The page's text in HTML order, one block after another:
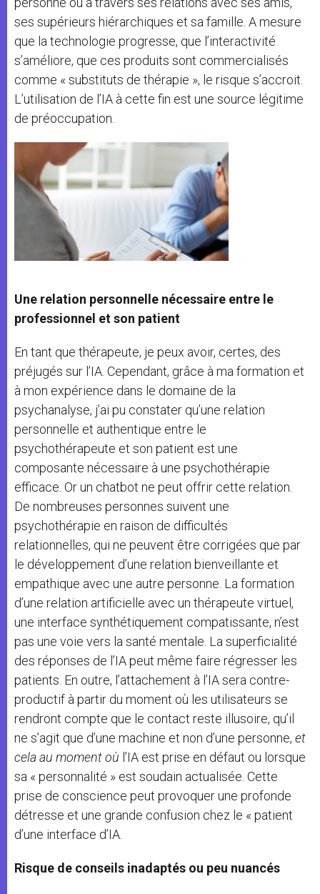
ses supérieurs hiérarchiques et sa famille. A mesure
que la technologie progresse, que l’interactivité
s’améliore, que ces produits sont commercialisés
comme « substituts de thérapie », le risque s’accroit.
L’utilisation de l’IA à cette fin est une source légitime
de préoccupation.
Une relation personnelle nécessaire entre le
professionnel et son patient
En tant que thérapeute, je peux avoir, certes, des
préjugés sur l’IA. Cependant, grâce à ma formation et
à mon expérience dans le domaine de la
psychanalyse, j’ai pu constater qu’une relation
personnelle et authentique entre le
psychothérapeute et son patient est une
composante nécessaire à une psychothérapie
efficace. Or un chatbot ne peut offrir cette relation.
De nombreuses personnes suivent une
psychothérapie en raison de difficultés
relationnelles, qui ne peuvent être corrigées que par
le développement d’une relation bienveillante et
empathique avec une autre personne. La formation
d’une relation artificielle avec un thérapeute virtuel,
une interface synthétiquement compatissante, n’est
pas une voie vers la santé mentale. La superficialité
des réponses de l’IA peut même faire régresser les
patients. En outre, l’attachement à l’IA sera contre-
productif à partir du moment où les utilisateurs se
rendront compte que le contact reste illusoire, qu’il
ne s’agit que d’une machine et non d’une personne, et
cela au moment où l’IA est prise en défaut ou lorsque
sa « personnalité » est soudain actualisée. Cette
prise de conscience peut provoquer une profonde
détresse et une grande confusion chez le « patient
d’une interface d’IA.
Risque de conseils inadaptés ou peu nuancés